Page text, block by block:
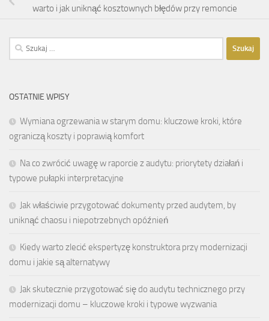
warto i jak uniknąć kosztownych błędów przy remoncie
Szukaj:
OSTATNIE WPISY
Wymiana ogrzewania w starym domu: kluczowe kroki, które
ograniczą koszty i poprawią komfort
Na co zwrócić uwagę w raporcie z audytu: priorytety działań i
typowe pułapki interpretacyjne
Jak właściwie przygotować dokumenty przed audytem, by
uniknąć chaosu i niepotrzebnych opóźnień
Kiedy warto zlecić ekspertyzę konstruktora przy modernizacji
domu i jakie są alternatywy
Jak skutecznie przygotować się do audytu technicznego przy
modernizacji domu – kluczowe kroki i typowe wyzwania